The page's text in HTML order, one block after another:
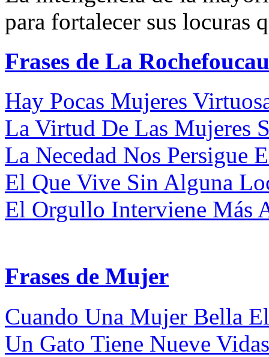
para fortalecer sus locuras
Frases de La
Hay Pocas Mujeres
La Virtud De Las Mujeres
La Necedad Nos Persigue
El Que Vive Sin Alguna
El Orgullo Interviene Más
Frases de Mujer
Cuando Una Mujer Bella
Un Gato Tiene Nueve